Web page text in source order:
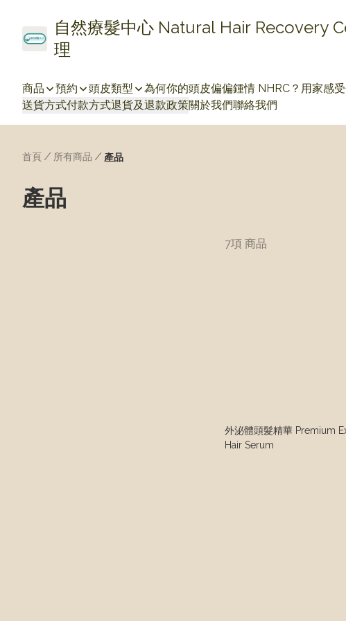
自然療髮中心 Natural Hair Recovery
理
商品 預約 頭皮類型 為何你的頭皮偏偏鍾情 NHRC？ 用家感
送貨方式付款方式退貨及退款政策關於我們聯絡我們
首頁 / 所有商品 / 產品
產品
7項 商品
外泌體頭髮精華 Premium
Hair Serum